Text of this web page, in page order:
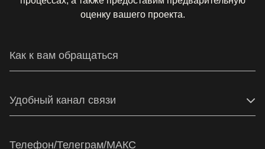
оценку вашего проекта.
Удобный канал связи